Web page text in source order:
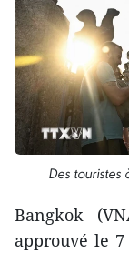
Des touristes
Bangkok
approuvé le